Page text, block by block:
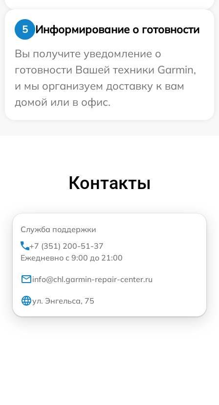
5
Информирование о готовности
Вы получите уведомление о
готовности Вашей техники Garmin,
и мы организуем доставку к вам
домой или в офис.
Контакты
Служба поддержки
+7 (351) 200-51-37
Ежедневно с 9:00 до 21:00
info@chl.garmin-repair-center.ru
ул. Энгельса, 75